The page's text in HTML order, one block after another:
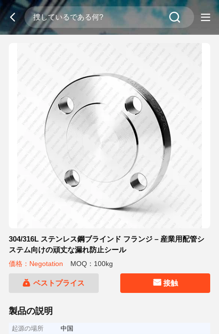
304/316L ステンレス鋼ブラインド フランジ – 産業用配管シ
ステム向けの頑丈な漏れ防止シール
価格：Negotation MOQ：100kg
ベストプライス 接触
製品の説明
起源の場所
中国